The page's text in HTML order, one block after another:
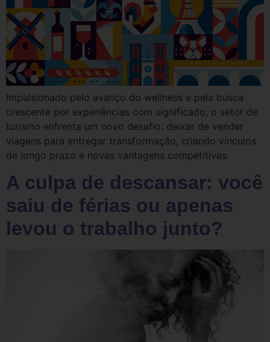
Impulsionado pelo avanço do wellness e pela busca
crescente por experiências com significado, o setor de
turismo enfrenta um novo desafio: deixar de vender
viagens para entregar transformação, criando vínculos
de longo prazo e novas vantagens competitivas.
A culpa de descansar: você
saiu de férias ou apenas
levou o trabalho junto?